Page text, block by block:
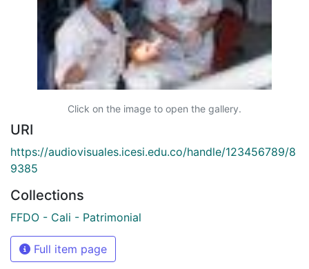
Click on the image to open the gallery.
URI
https://audiovisuales.icesi.edu.co/handle/123456789/8
9385
Collections
FFDO - Cali - Patrimonial
Full item page